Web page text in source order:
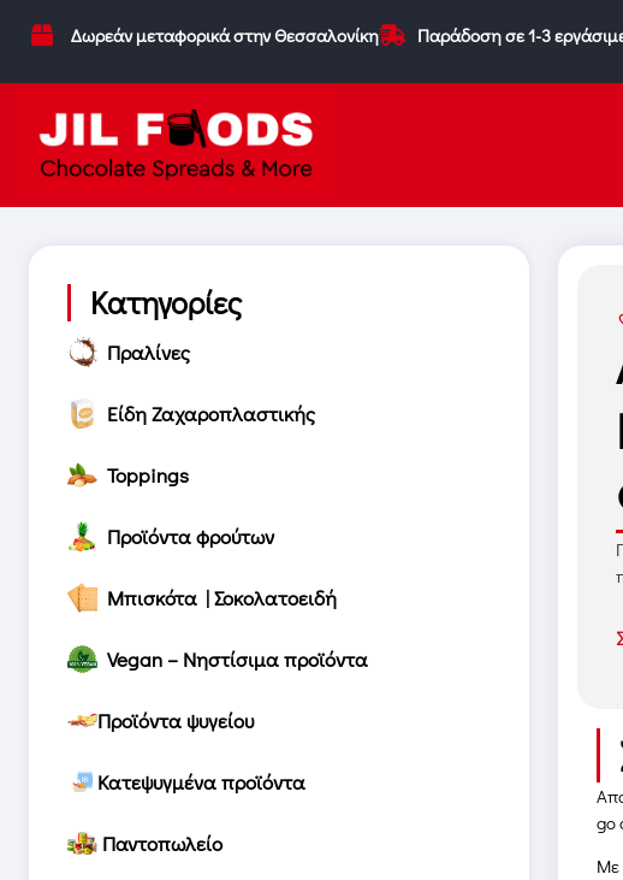
Δωρεάν μεταφορικά στην Θεσσαλονίκη Παράδοση σε 1-3
Κατηγορίες
Πραλίνες
Είδη Ζαχαροπλαστικής
Toppings
Προϊόντα φρούτων
Μπισκότα | Σοκολατοειδή
Vegan – Νηστίσιμα προϊόντα
Προϊόντα ψυγείου
Κατεψυγμένα προϊόντα
Παντοπωλείο
go
Με